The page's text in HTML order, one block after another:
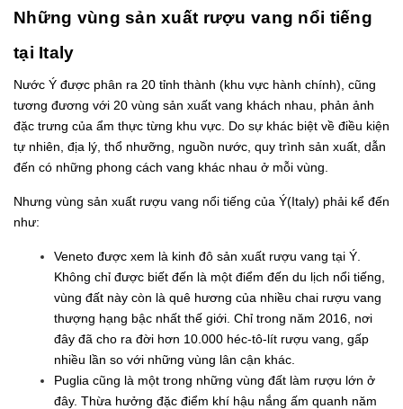
Những vùng sản xuất rượu vang nổi tiếng
tại Italy
Nước Ý được phân ra 20 tỉnh thành (khu vực hành chính), cũng
tương đương với 20 vùng sản xuất vang khách nhau, phản ảnh
đặc trưng của ẩm thực từng khu vực. Do sự khác biệt về điều kiện
tự nhiên, địa lý, thổ nhưỡng, nguồn nước, quy trình sản xuất, dẫn
đến có những phong cách vang khác nhau ở mỗi vùng.
Nhưng vùng sản xuất rượu vang nổi tiếng của Ý(Italy) phải kể đến
như:
Veneto được xem là kinh đô sản xuất rượu vang tại Ý.
Không chỉ được biết đến là một điểm đến du lịch nổi tiếng,
vùng đất này còn là quê hương của nhiều chai rượu vang
thượng hạng bậc nhất thế giới. Chỉ trong năm 2016, nơi
đây đã cho ra đời hơn 10.000 héc-tô-lít rượu vang, gấp
nhiều lần so với những vùng lân cận khác.
Puglia cũng là một trong những vùng đất làm rượu lớn ở
đây. Thừa hưởng đặc điểm khí hậu nắng ấm quanh năm